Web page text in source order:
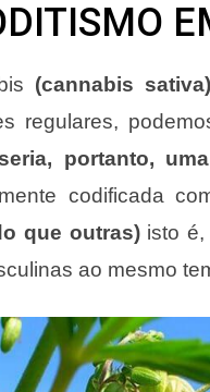
(cannabis sativa)
regulares,
portanto,
codificada
que outras)isto é,
ao mesmo